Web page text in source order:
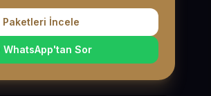
Paketleri İncele
WhatsApp'tan Sor